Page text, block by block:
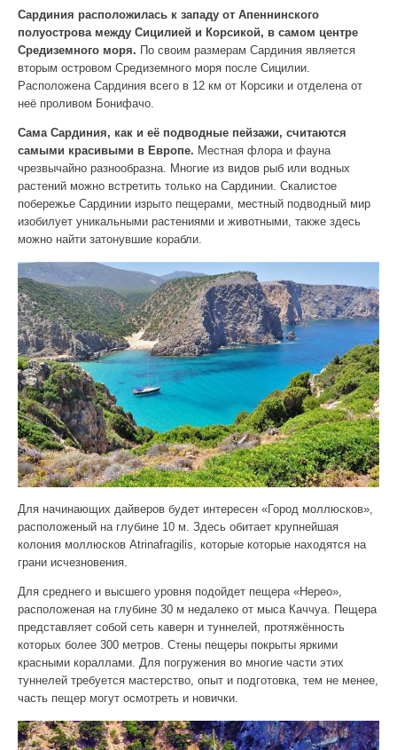
Сардиния расположилась к западу от Апеннинского
полуострова между Сицилией и Корсикой, в самом центре
Средиземного моря. По своим размерам Сардиния является
вторым островом Средиземного моря после Сицилии.
Расположена Сардиния всего в 12 км от Корсики и отделена от
неё проливом Бонифачо.
Сама Сардиния, как и её подводные пейзажи, считаются
самыми красивыми в Европе. Местная флора и фауна
чрезвычайно разнообразна. Многие из видов рыб или водных
растений можно встретить только на Сардинии. Скалистое
побережье Сардинии изрыто пещерами, местный подводный мир
изобилует уникальными растениями и животными, также здесь
можно найти затонувшие корабли.
Для начинающих дайверов будет интересен «Город моллюсков»,
расположеный на глубине 10 м. Здесь обитает крупнейшая
колония моллюсков Atrinafragilis, которые которые находятся на
грани исчезновения.
Для среднего и высшего уровня подойдет пещера «Нерео»,
расположеная на глубине 30 м недалеко от мыса Каччуа. Пещера
представляет собой сеть каверн и туннелей, протяжённость
которых более 300 метров. Стены пещеры покрыты яркими
красными кораллами. Для погружения во многие части этих
туннелей требуется мастерство, опыт и подготовка, тем не менее,
часть пещер могут осмотреть и новички.